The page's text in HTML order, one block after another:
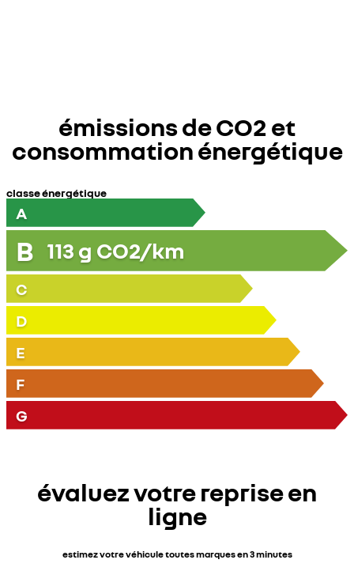
émissions de CO2 et
consommation énergétique
classe énergétique
A
B 113 g CO2/km
C
D
E
F
G
évaluez votre reprise en
ligne
estimez votre véhicule toutes marques en 3 minutes